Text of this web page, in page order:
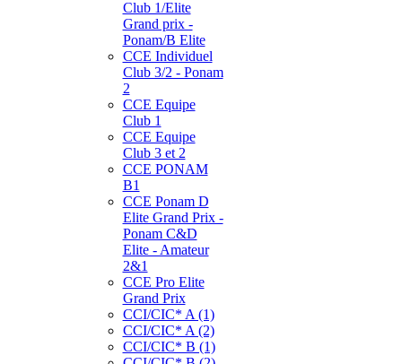
Club 1/Elite
Grand prix -
Ponam/B Elite
CCE Individuel
Club 3/2 - Ponam
2
CCE Equipe
Club 1
CCE Equipe
Club 3 et 2
CCE PONAM
B1
CCE Ponam D
Elite Grand Prix -
Ponam C&D
Elite - Amateur
2&1
CCE Pro Elite
Grand Prix
CCI/CIC* A (1)
CCI/CIC* A (2)
CCI/CIC* B (1)